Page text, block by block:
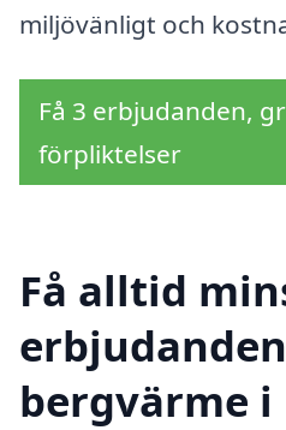
miljövänligt och
Få 3 erbjudanden,
förpliktelser
Få alltid
bergvärme i